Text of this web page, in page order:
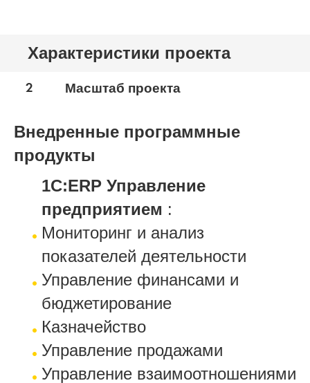
Характеристики проекта
2 Масштаб проекта
Внедренные программные
продукты
1С:ERP Управление
предприятием :
Мониторинг и анализ
показателей деятельности
Управление финансами и
бюджетирование
Казначейство
Управление продажами
Управление взаимоотношениями